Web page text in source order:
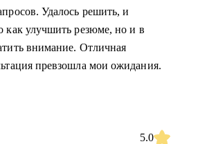
Удалось решить, и
как улучшить резюме, но и в
внимание. Отличная
превзошла мои ожидания.
5.0